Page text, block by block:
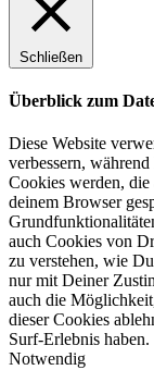
Schließen
Überblick zum
Diese Website
verbessern,
Cookies werden,
deinem Browser
auch Cookies von
zu verstehen, wie
nur mit Deiner
auch die
dieser Cookies
Surf-Erlebnis haben.
Notwendig